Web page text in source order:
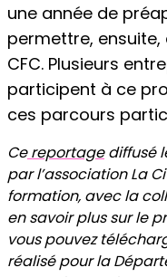
une année de
permettre, ensuite,
CFC. Plusieurs
participent à ce
ces parcours
Cereportagediffusé
par l’association La
formation, avec la
en savoir plus sur le
vous pouvez
réalisé pour la